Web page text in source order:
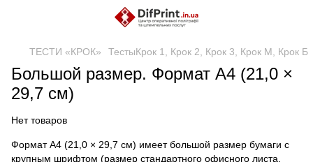
ТЕСТИ «КРОК» ТестыКрок 1, Крок 2, Крок 3, Крок М, Крок Б
Большой размер. Формат А4 (21,0 ×
29,7 см)
Нет товаров
Формат А4 (21,0 × 29,7 см) имеет большой размер бумаги с
крупным шрифтом (размер стандартного офисного листа.